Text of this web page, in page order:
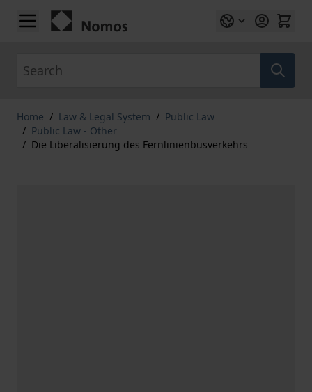
Skip to Content
Home / Law & Legal System / Public Law
/ Public Law - Other
/ Die Liberalisierung des Fernlinienbusverkehrs